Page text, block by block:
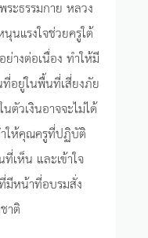
ะธรรมกาย หลวง
นแรงใจช่วยครูใต้
างต่อเนื่อง ทำให้มี
อยู่ในพื้นที่เสี่ยงภัย
ตัวเงินอาจจะไม่ได้
ให้คุณครูที่ปฏิบัติ
เห็น และเข้าใจ
มีหน้าที่อบรมสั่ง
าติ